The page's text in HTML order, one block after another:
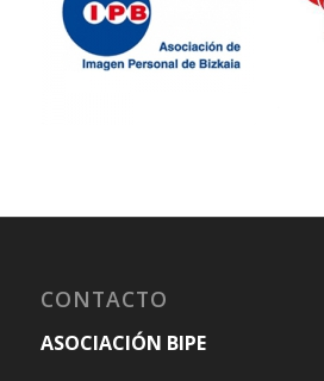
CONTACTO
ASOCIACIÓN BIPE